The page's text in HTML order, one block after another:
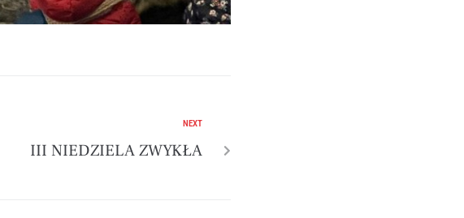
NEXT
III NIEDZIELA ZWYKŁA